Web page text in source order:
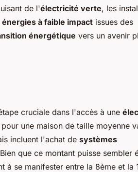
de l'électricité verte, les
énergies à faible impact issues des
énergétique vers un avenir
cruciale dans l'accès à une
pour une maison de taille moyenne
incluent l'achat de systèmes
que ce montant puisse sembler
à se manifester entre la 8ème et la